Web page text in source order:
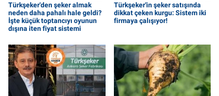
Türkşeker'den şeker almak
neden daha pahalı hale geldi?
İşte küçük toptancıyı oyunun
dışına iten fiyat sistemi
Türkşeker'in şeker satışında
dikkat çeken kurgu: Sistem iki
firmaya çalışıyor!